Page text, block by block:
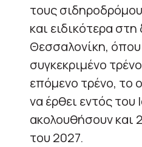
τους
και ειδικότερα
Θεσσαλονίκη,
συγκεκριμένο
επόμενο τρένο, το
να έρθει εντός του
ακολουθήσουν και
του 2027.